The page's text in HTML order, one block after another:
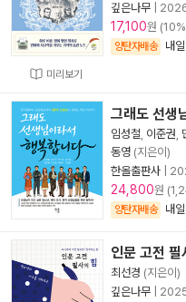
미리보기
깊은나무
17,100원
양탄자배송 내
그래도 선생
임성철 이준권
동영 (지은이)
한올출판사
24,800원
양탄자배송 내
인문 고전 필
최선경 (지은이)
깊은나무